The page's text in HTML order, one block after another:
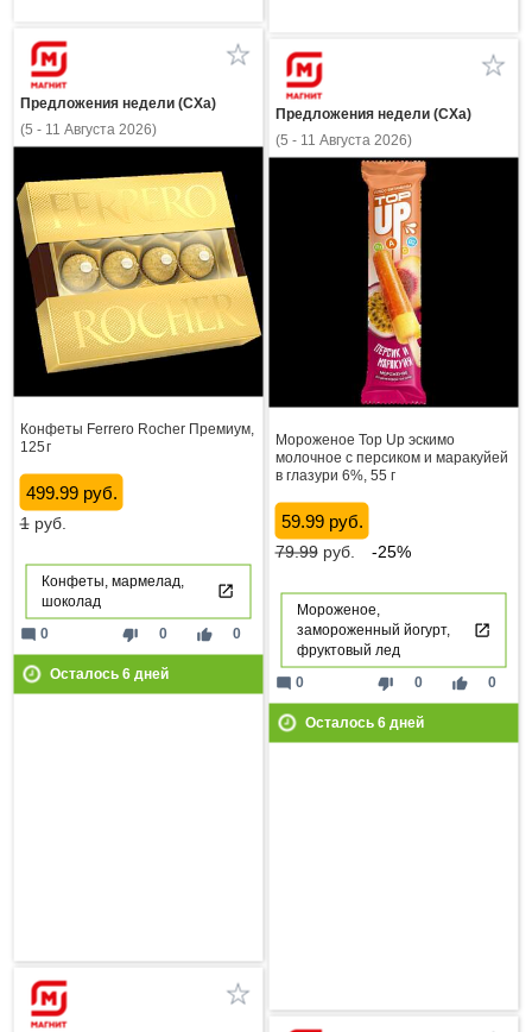
Предложения недели (СХа)
(5 - 11 Августа 2026)
Конфеты Ferrero Rocher Премиум,
125 г
499.99 руб.
1руб.
Конфеты, мармелад,
шоколад
thumb_down 0 thumb_up 0
mode_comment 0
Осталось 6дней
Предложения недели (СХа)
(5 - 11 Августа 2026)
Мороженое Top Up эскимо
молочное с персиком и маракуйей
в глазури 6%, 55 г
59.99 руб.
79.99руб. -25%
Мороженое,
замороженный йогурт,
фруктовый лед
thumb_down 0 thumb_up 0
mode_comment 0
Осталось 6дней